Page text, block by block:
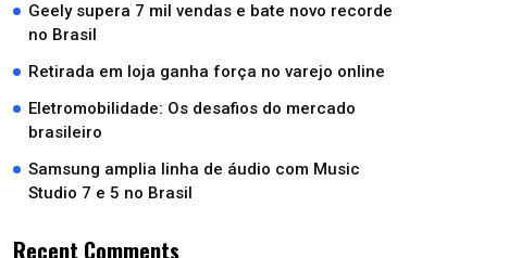
Geely supera 7 mil vendas e bate novo recorde
no Brasil
Retirada em loja ganha força no varejo online
Eletromobilidade: Os desafios do mercado
brasileiro
Samsung amplia linha de áudio com Music
Studio 7 e 5 no Brasil
Recent Comments